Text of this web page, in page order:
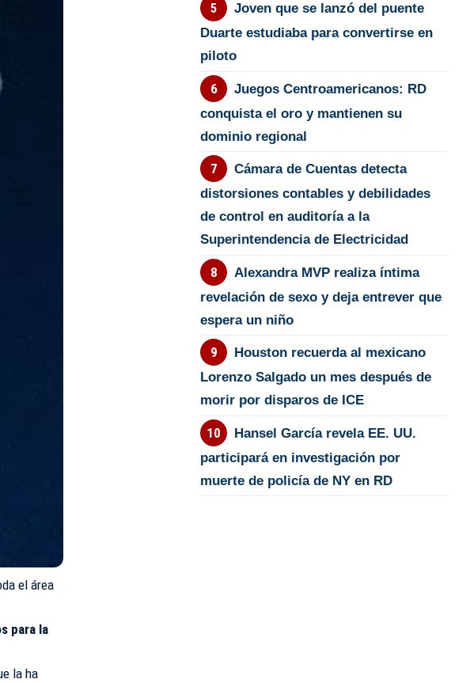
el área
para la
la ha
Joven que se lanzó del puente
Duarte estudiaba para convertirse en
piloto
Juegos Centroamericanos: RD
conquista el oro y mantienen su
dominio regional
Cámara de Cuentas detecta
distorsiones contables y debilidades
de control en auditoría a la
Superintendencia de Electricidad
Alexandra MVP realiza íntima
revelación de sexo y deja entrever que
espera un niño
Houston recuerda al mexicano
Lorenzo Salgado un mes después de
morir por disparos de ICE
Hansel García revela EE. UU.
participará en investigación por
muerte de policía de NY en RD